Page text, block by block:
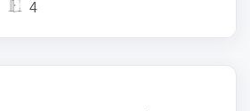
4
234 000